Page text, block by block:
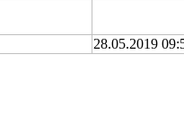
28.05.2019